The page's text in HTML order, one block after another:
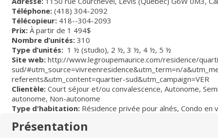
Téléphone: (418) 304-2092
Télécopieur: 418--304-2093
Prix: À partir de 1 494$
Nombre d’unités: 310
Type d’unités: 1 ½ (studio), 2 ½, 3 ½, 4 ½, 5 ½
Site web: http://www.legroupemaurice.com/residence/
sud/#utm_source=vivreenresidence&utm_term=n/
referents&utm_content=quartier-sud&utm_campaign=VER
Clientèle: Court séjour et/ou convalescence, Autonome,
autonome, Non-autonome
Type d'habitation: Résidence privée pour aînés, Condo en
Présentation